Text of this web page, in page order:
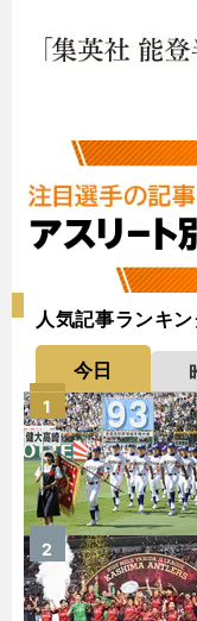
人気記事ランキ
今日
1
2